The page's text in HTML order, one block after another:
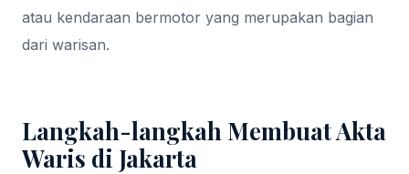
atau kendaraan bermotor yang merupakan bagian
dari warisan.
Langkah-langkah Membuat Akta
Waris di Jakarta